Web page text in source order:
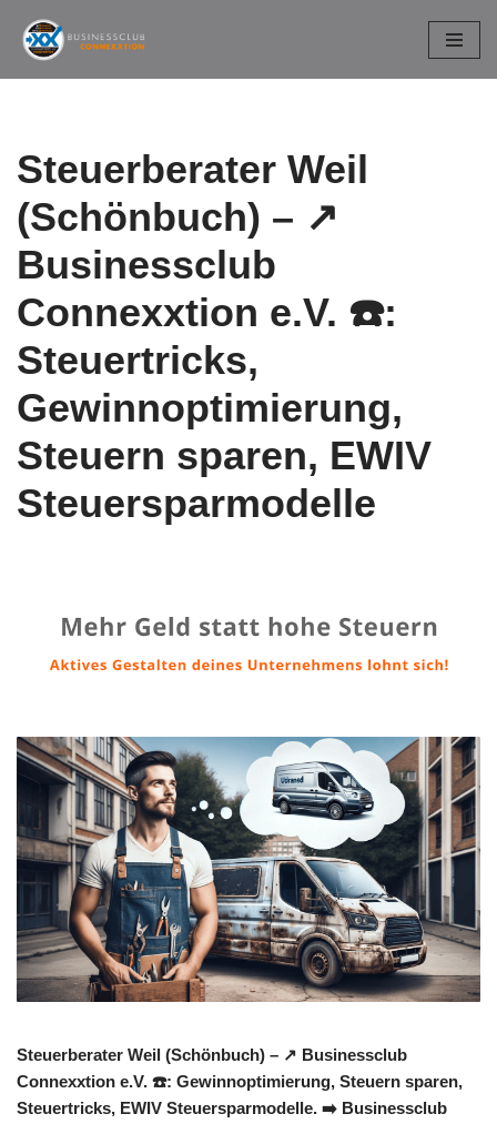
Zum
Steuerberater Weil
(Schönbuch) – ↗️
Businessclub
Connexxtion e.V. ☎️:
Steuertricks,
Gewinnoptimierung,
Steuern sparen, EWIV
Steuersparmodelle
Steuerberater Weil (Schönbuch) – ↗️ Businessclub
Connexxtion e.V. ☎️: Gewinnoptimierung, Steuern sparen,
Steuertricks, EWIV Steuersparmodelle. ➡️ Businessclub